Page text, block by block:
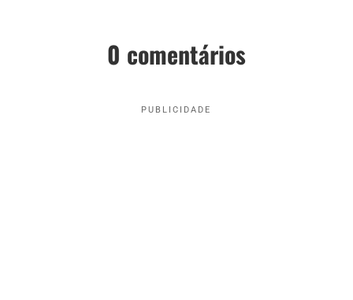
0 comentários
PUBLICIDADE